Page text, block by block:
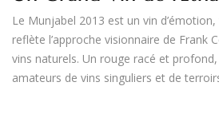
Le Munjabel 2013 est un vin
reflète l’approche visionnaire de Frank
vins naturels. Un rouge racé et profond
amateurs de vins singuliers et de